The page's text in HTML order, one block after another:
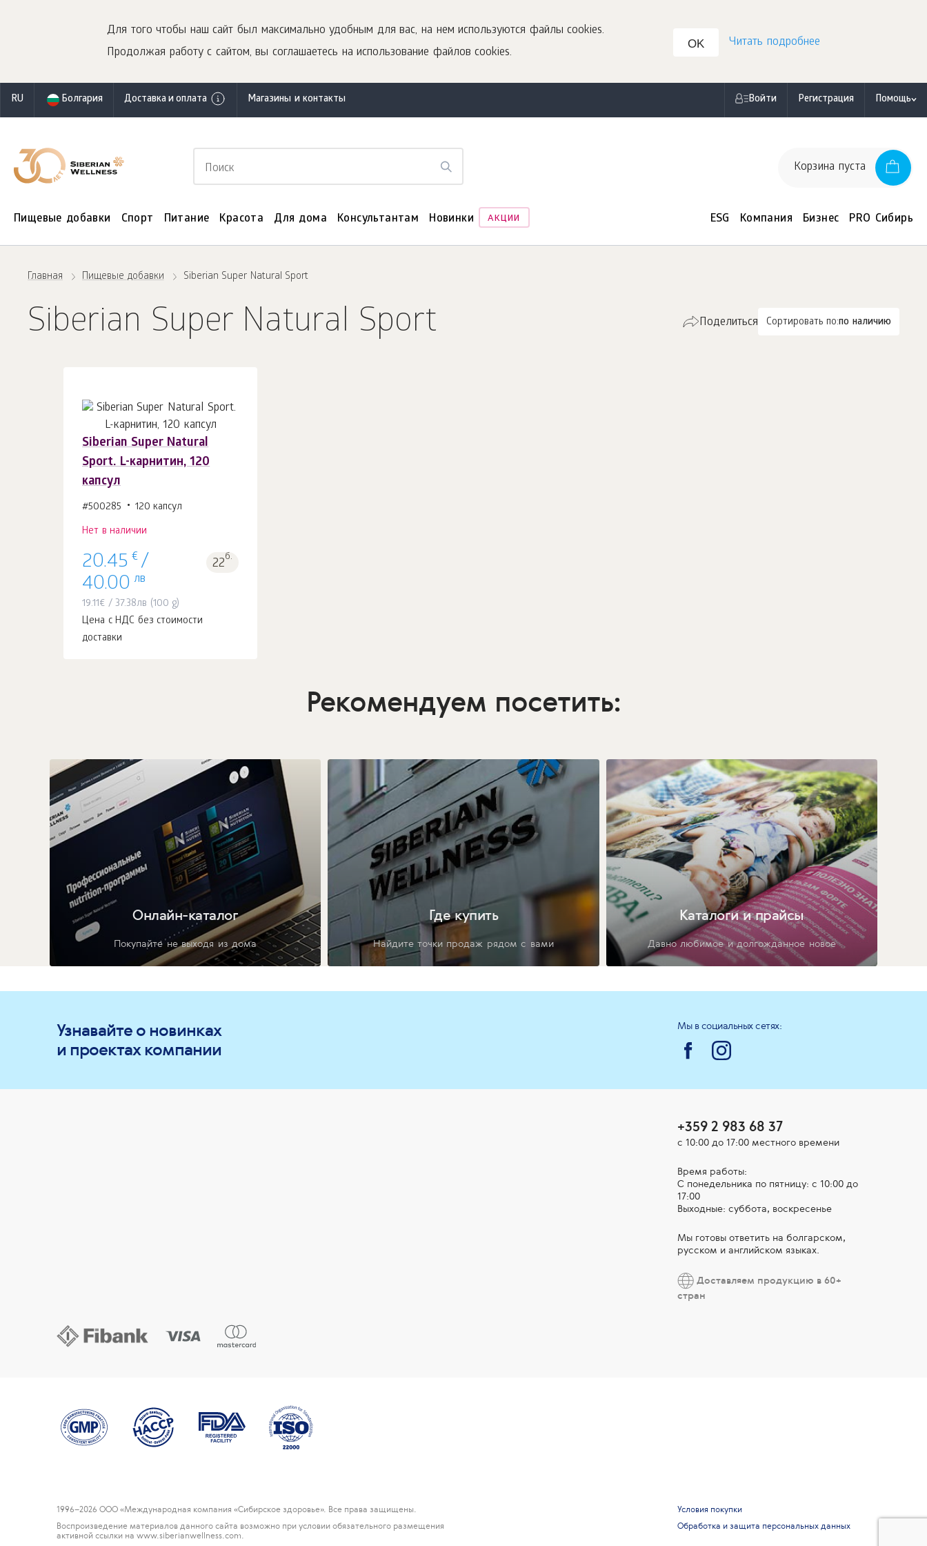
Для того чтобы наш сайт был максимально удобным для вас, на нем используются файлы cookies.
Продолжая работу с сайтом, вы соглашаетесь на использование файлов cookies.
OK Читать подробнее
RU Болгария Доставка и оплата Магазины и контакты Войти Регистрация Помощь
Корзина пуста
Пищевые добавки Спорт Питание Красота Для дома Консультантам Новинки АКЦИИ ESG Компания Бизнес PRO Сибирь
Главная Пищевые добавки Siberian Super Natural Sport
Siberian Super Natural Sport Сортировать по:по наличию
Поделиться
Siberian Super Natural
Sport. L-карнитин, 120
капсул
#500285 120 капсул
Нет в наличии
20.45 € /
40.00 лв
22б.
19.11€ /37.38лв (100 g)
Цена с НДС без стоимости
доставки
Рекомендуем посетить:
Онлайн-каталог
Покупайте не выходя из дома
Где купить
Найдите точки продаж рядом с вами
Каталоги и прайсы
Давно любимое и долгожданное новое
Узнавайте о новинках
и проектах компании
Мы в социальных сетях:
+359 2 983 68 37
с 10:00 до 17:00 местного времени
Время работы:
С понедельника по пятницу: с 10:00 до
17:00
Выходные: суббота, воскресенье
Мы готовы ответить на болгарском,
русском и английском языках.
Доставляем продукцию в 60+
стран
1996–2026 ООО «Международная компания «Сибирское здоровье». Все права защищены.
Воспроизведение материалов данного сайта возможно при условии обязательного размещения
активной ссылки на www.siberianwellness.com.
Условия покупки
Обработка и защита персональных данных